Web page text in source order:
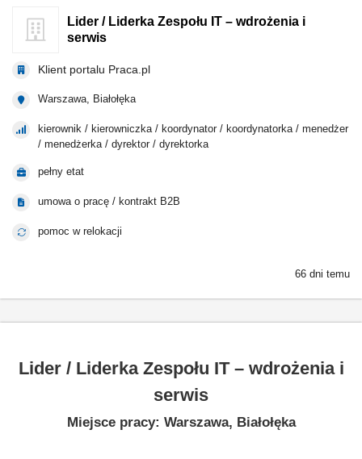
Lider / Liderka Zespołu IT – wdrożenia i
serwis
Klient portalu Praca.pl
Warszawa, Białołęka
kierownik / kierowniczka / koordynator / koordynatorka / menedżer
/ menedżerka / dyrektor / dyrektorka
pełny etat
umowa o pracę / kontrakt B2B
pomoc w relokacji
66 dni temu
Lider / Liderka Zespołu IT – wdrożenia i
serwis
Miejsce pracy: Warszawa, Białołęka